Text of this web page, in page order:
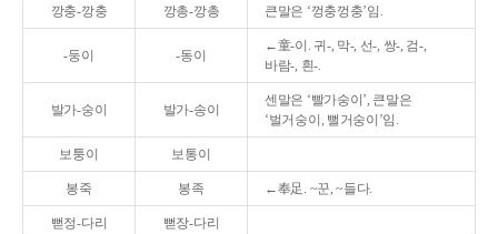
깡충-깡충 깡총-깡총 큰말은 ‘껑충껑충’임.
-둥이 -동이
←童-이. 귀-, 막-, 선-, 쌍-, 검-,
바람-, 흰-.
발가-숭이 발가-송이
센말은 ‘빨가숭이’, 큰말은
‘벌거숭이, 뻘거숭이’임.
보퉁이 보통이
봉죽 봉족 ←奉足. ~꾼, ~들다.
뻗정-다리 뻗장-다리